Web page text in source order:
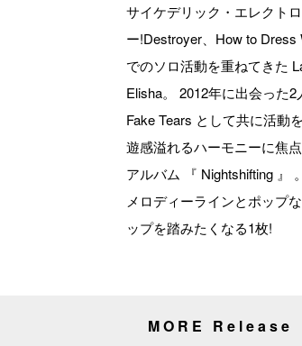
サイケデリック・エレクト
ー!Destroyer、How to
でのソロ活動を重ねてきた
Elisha。 2012年に出会った
Fake Tears として共に活動
遊感溢れるハーモニーに焦
アルバム 『 Nightshifting 』
メロディーラインとポップ
ップを踏みたくなる1枚!
MORE Release